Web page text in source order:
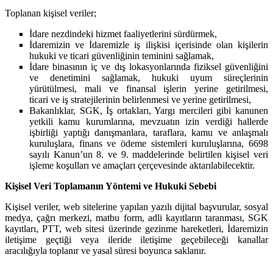
Toplanan kişisel veriler;
İdare nezdindeki hizmet faaliyetlerini sürdürmek,
İdaremizin ve İdaremizle iş ilişkisi içerisinde olan kişilerin
hukuki ve ticari güvenliğinin teminini sağlamak,
İdare binasının iç ve dış lokasyonlarında fiziksel güvenliğini
ve denetimini sağlamak, hukuki uyum süreçlerinin
yürütülmesi, mali ve finansal işlerin yerine getirilmesi,
ticari ve iş stratejilerinin belirlenmesi ve yerine getirilmesi,
Bakanlıklar, SGK, İş ortakları, Yargı mercileri gibi kanunen
yetkili kamu kurumlarına, mevzuatın izin verdiği hallerde
işbirliği yaptığı danışmanlara, taraflara, kamu ve anlaşmalı
kuruluşlara, finans ve ödeme sistemleri kuruluşlarına, 6698
sayılı Kanun’un 8. ve 9. maddelerinde belirtilen kişisel veri
işleme koşulları ve amaçları çerçevesinde aktarılabilecektir.
Kişisel Veri Toplamanın Yöntemi ve Hukuki Sebebi
Kişisel veriler, web sitelerine yapılan yazılı dijital başvurular, sosyal
medya, çağrı merkezi, matbu form, adli kayıtların taranması, SGK
kayıtları, PTT, web sitesi üzerinde gezinme hareketleri, İdaremizin
iletişime geçtiği veya ileride iletişime geçebileceği kanallar
aracılığıyla toplanır ve yasal süresi boyunca saklanır.